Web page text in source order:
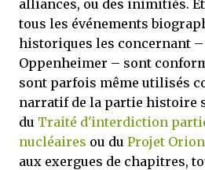
alliances, ou des inimitiés.
tous les événements
historiques les concernant –
Oppenheimer – sont
sont parfois même utilisés
narratif de la partie histoire
du Traité d'interdiction
nucléaires ou du Projet Orion
aux exergues de chapitres,